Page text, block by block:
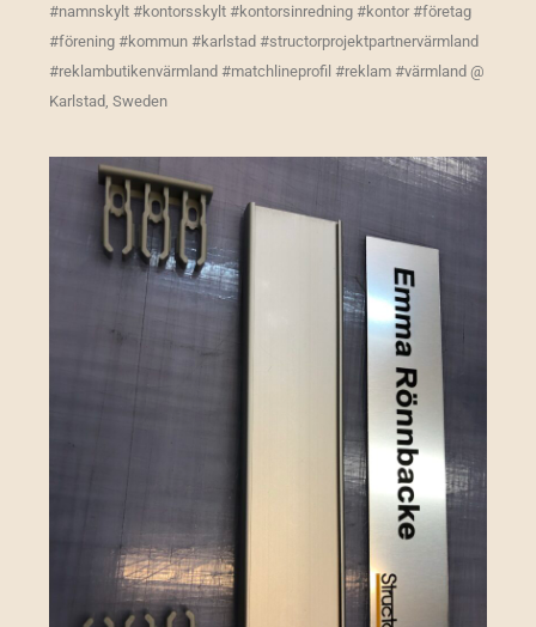
#namnskylt #kontorsskylt #kontorsinredning #kontor #företag
#förening #kommun #karlstad #structorprojektpartnervärmland
#reklambutikenvärmland #matchlineprofil #reklam #värmland @
Karlstad, Sweden